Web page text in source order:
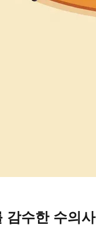
감수한 수의사